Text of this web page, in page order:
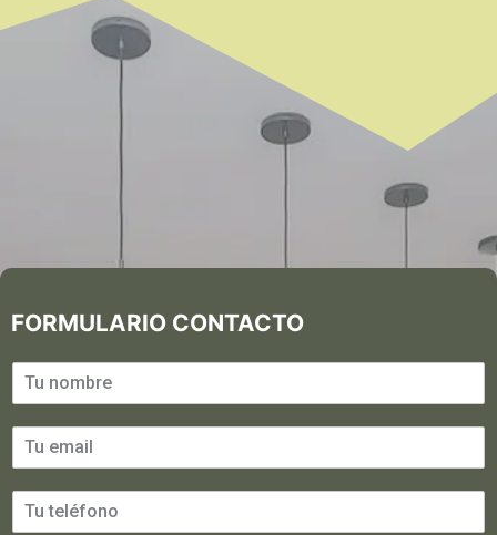
FORMULARIO CONTACTO